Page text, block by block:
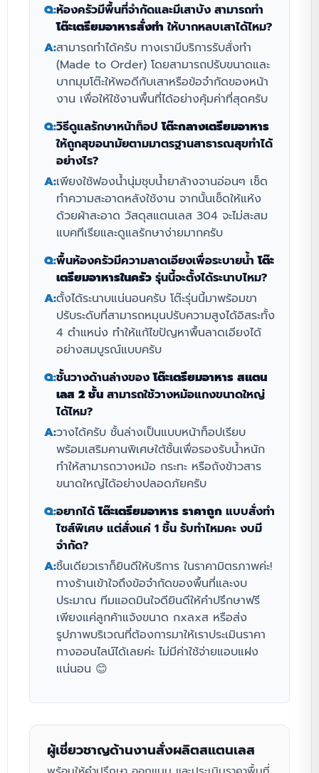
Q:ห้องครัวมีพื้นที่จำกัดและมีเสาบัง สามารถทำ
โต๊ะเตรียมอาหารสั่งทำ ให้บากหลบเสาได้ไหม?
A:สามารถทำได้ครับ ทางเรามีบริการรับสั่งทำ
(Made to Order) โดยสามารถปรับขนาดและ
บากมุมโต๊ะให้พอดีกับเสาหรือข้อจำกัดของหน้า
งาน เพื่อให้ใช้งานพื้นที่ได้อย่างคุ้มค่าที่สุดครับ
Q:วิธีดูแลรักษาหน้าท็อปโต๊ะกลางเตรียมอาหาร
ให้ถูกสุขอนามัยตามมาตรฐานสาธารณสุขทำได้
อย่างไร?
A:เพียงใช้ฟองน้ำนุ่มชุบน้ำยาล้างจานอ่อนๆ เช็ด
ทำความสะอาดหลังใช้งาน จากนั้นเช็ดให้แห้ง
ด้วยผ้าสะอาด วัสดุสแตนเลส 304 จะไม่สะสม
แบคทีเรียและดูแลรักษาง่ายมากครับ
Q:พื้นห้องครัวมีความลาดเอียงเพื่อระบายน้ำโต๊ะ
เตรียมอาหารในครัว รุ่นนี้จะตั้งได้ระนาบไหม?
A:ตั้งได้ระนาบแน่นอนครับ โต๊ะรุ่นนี้มาพร้อมขา
ปรับระดับที่สามารถหมุนปรับความสูงได้อิสระทั้ง
4 ตำแหน่ง ทำให้แก้ไขปัญหาพื้นลาดเอียงได้
อย่างสมบูรณ์แบบครับ
Q:ชั้นวางด้านล่างของโต๊ะเตรียมอาหาร สแตน
เลส 2 ชั้น สามารถใช้วางหม้อแกงขนาดใหญ่
ได้ไหม?
A:วางได้ครับ ชั้นล่างเป็นแบบหน้าท็อปเรียบ
พร้อมเสริมคานพิเศษใต้ชั้นเพื่อรองรับน้ำหนัก
ทำให้สามารถวางหม้อ กระทะ หรือถังข้าวสาร
ขนาดใหญ่ได้อย่างปลอดภัยครับ
Q:อยากได้โต๊ะเตรียมอาหาร ราคาถูก แบบสั่งทำ
ไซส์พิเศษ แต่สั่งแค่ 1 ชิ้น รับทำไหมคะ งบมี
จำกัด?
A:ชิ้นเดียวเราก็ยินดีให้บริการ ในราคามิตรภาพค่ะ!
ทางร้านเข้าใจถึงข้อจำกัดของพื้นที่และงบ
ประมาณ ทีมแอดมินใจดียินดีให้คำปรึกษาฟรี
เพียงแค่ลูกค้าแจ้งขนาด กxลxส หรือส่ง
รูปภาพบริเวณที่ต้องการมาให้เราประเมินราคา
ทางออนไลน์ได้เลยค่ะ ไม่มีค่าใช้จ่ายแอบแฝง
แน่นอน 😊
ผู้เชี่ยวชาญด้านงานสั่งผลิตสแตนเลส